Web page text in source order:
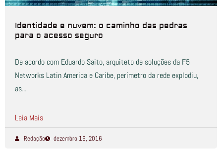
Identidade e nuvem: o caminho das pedras
para o acesso seguro
De acordo com Eduardo Saito, arquiteto de soluções da F5
Networks Latin America e Caribe, perímetro da rede explodiu,
as...
Leia Mais
Redação dezembro 16, 2016